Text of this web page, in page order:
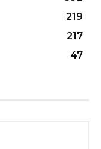
219
217
47